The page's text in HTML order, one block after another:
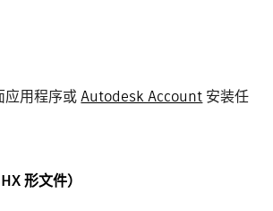
应用程序或Autodesk Account 安装任
形文件）